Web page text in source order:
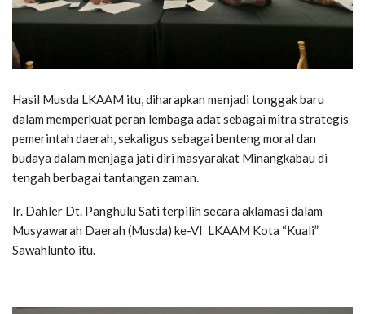
Hasil Musda LKAAM itu, diharapkan menjadi tonggak baru
dalam memperkuat peran lembaga adat sebagai mitra strategis
pemerintah daerah, sekaligus sebagai benteng moral dan
budaya dalam menjaga jati diri masyarakat Minangkabau di
tengah berbagai tantangan zaman.
Ir. Dahler Dt. Panghulu Sati terpilih secara aklamasi dalam
Musyawarah Daerah (Musda) ke-VI LKAAM Kota “Kuali”
Sawahlunto itu.